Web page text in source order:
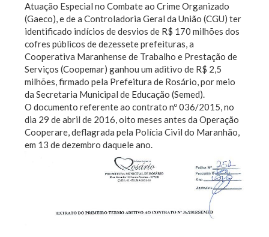
Atuação Especial no Combate ao Crime Organizado
(Gaeco), e de a Controladoria Geral da União (CGU) ter
identificado indícios de desvios de R$ 170 milhões dos
cofres públicos de dezessete prefeituras, a
Cooperativa Maranhense de Trabalho e Prestação de
Serviços (Coopemar) ganhou um aditivo de R$ 2,5
milhões, firmado pela Prefeitura de Rosário, por meio
da Secretaria Municipal de Educação (Semed).
O documento referente ao contrato nº 036/2015, no
dia 29 de abril de 2016, oito meses antes da Operação
Cooperare, deflagrada pela Polícia Civil do Maranhão,
em 13 de dezembro daquele ano.